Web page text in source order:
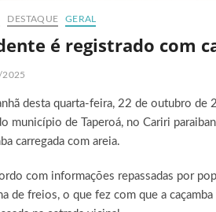
DESTAQUE GERAL
é registrado com
desta quarta-feira, 22 de outubro
município de Taperoá, no Cariri
carregada com areia.
com informações repassadas por
de freios, o que fez com que a